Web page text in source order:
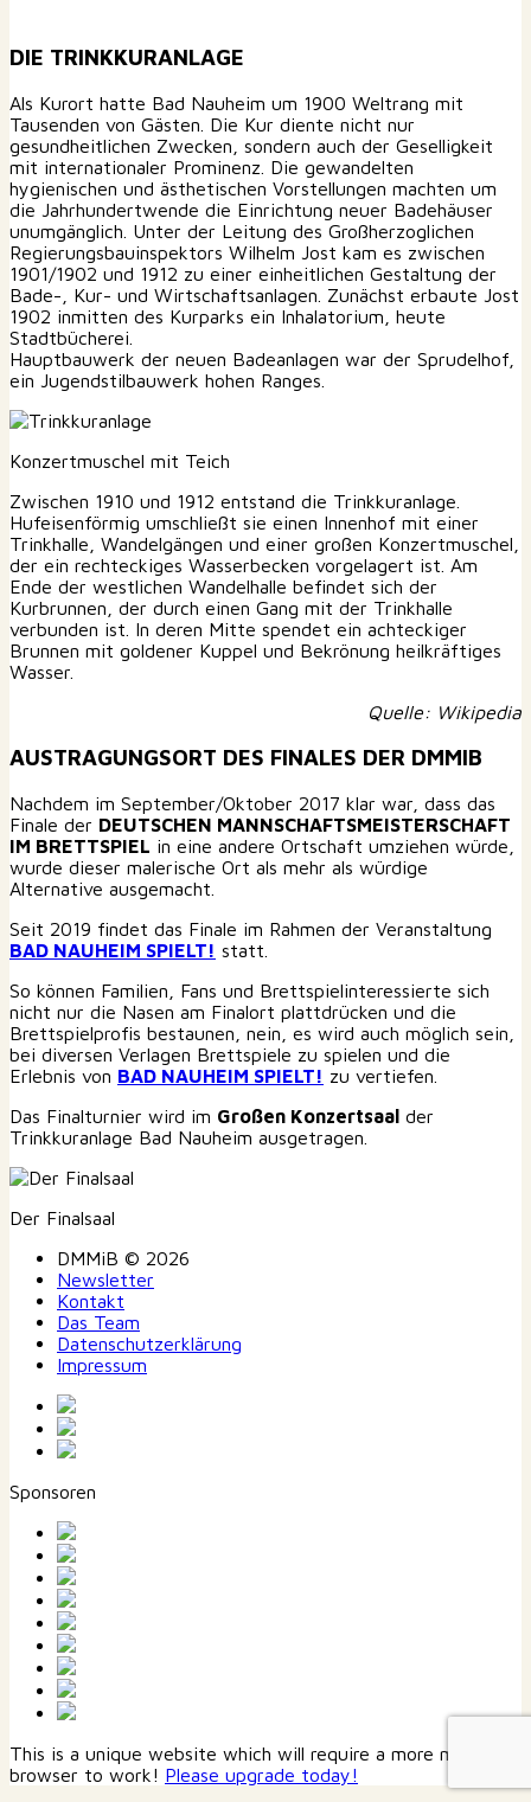
DIE TRINKKURANLAGE
Als Kurort hatte Bad Nauheim um 1900 Weltrang mit
Tausenden von Gästen. Die Kur diente nicht nur
gesundheitlichen Zwecken, sondern auch der Geselligkeit
mit internationaler Prominenz. Die gewandelten
hygienischen und ästhetischen Vorstellungen machten um
die Jahrhundertwende die Einrichtung neuer Badehäuser
unumgänglich. Unter der Leitung des Großherzoglichen
Regierungsbauinspektors Wilhelm Jost kam es zwischen
1901/1902 und 1912 zu einer einheitlichen Gestaltung der
Bade-, Kur- und Wirtschaftsanlagen. Zunächst erbaute Jost
1902 inmitten des Kurparks ein Inhalatorium, heute
Stadtbücherei.
Hauptbauwerk der neuen Badeanlagen war der Sprudelhof,
ein Jugendstilbauwerk hohen Ranges.
Konzertmuschel mit Teich
Zwischen 1910 und 1912 entstand die Trinkkuranlage.
Hufeisenförmig umschließt sie einen Innenhof mit einer
Trinkhalle, Wandelgängen und einer großen Konzertmuschel,
der ein rechteckiges Wasserbecken vorgelagert ist. Am
Ende der westlichen Wandelhalle befindet sich der
Kurbrunnen, der durch einen Gang mit der Trinkhalle
verbunden ist. In deren Mitte spendet ein achteckiger
Brunnen mit goldener Kuppel und Bekrönung heilkräftiges
Wasser.
Quelle: Wikipedia
AUSTRAGUNGSORT DES FINALES DER DMMIB
Nachdem im September/Oktober 2017 klar war, dass das
Finale der DEUTSCHEN MANNSCHAFTSMEISTERSCHAFT
IM BRETTSPIEL in eine andere Ortschaft umziehen würde,
wurde dieser malerische Ort als mehr als würdige
Alternative ausgemacht.
Seit 2019 findet das Finale im Rahmen der Veranstaltung
BAD NAUHEIM SPIELT! statt.
So können Familien, Fans und Brettspielinteressierte sich
nicht nur die Nasen am Finalort plattdrücken und die
Brettspielprofis bestaunen, nein, es wird auch möglich sein,
bei diversen Verlagen Brettspiele zu spielen und die
Erlebnis von BAD NAUHEIM SPIELT! zu vertiefen.
Das Finalturnier wird im Großen Konzertsaal der
Trinkkuranlage Bad Nauheim ausgetragen.
Der Finalsaal
DMMiB © 2026
Newsletter
Kontakt
Das Team
Datenschutzerklärung
Impressum
Sponsoren
This is a unique website which will require a more modern
browser to work! Please upgrade today!